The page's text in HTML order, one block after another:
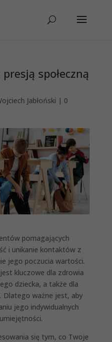
społeczną
Jabłoński | 0
pomagających
i unikanie kontaktów z
jego poczucia wartości.
kluczowe dla zdrowia
dziecka, a także dla
Dlatego ważne jest, aby
jego indywidualnych
się tym, co Twoje